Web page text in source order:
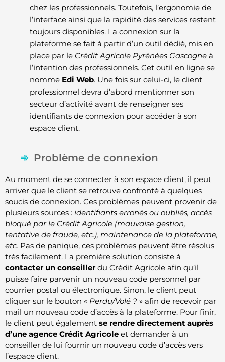
chez les professionnels. Toutefois, l’ergonomie de
l’interface ainsi que la rapidité des services restent
toujours disponibles. La connexion sur la
plateforme se fait à partir d’un outil dédié, mis en
place par le Crédit Agricole Pyrénées Gascogne à
l’intention des professionnels. Cet outil en ligne se
nomme Edi Web. Une fois sur celui-ci, le client
professionnel devra d’abord mentionner son
secteur d’activité avant de renseigner ses
identifiants de connexion pour accéder à son
espace client.
Problème de connexion
Au moment de se connecter à son espace client, il peut
arriver que le client se retrouve confronté à quelques
soucis de connexion. Ces problèmes peuvent provenir de
plusieurs sources : identifiants erronés ou oubliés, accès
bloqué par le Crédit Agricole (mauvaise gestion,
tentative de fraude, etc.), maintenance de la plateforme,
etc. Pas de panique, ces problèmes peuvent être résolus
très facilement. La première solution consiste à
contacter un conseiller du Crédit Agricole afin qu’il
puisse faire parvenir un nouveau code personnel par
courrier postal ou électronique. Sinon, le client peut
cliquer sur le bouton « Perdu/Volé ? » afin de recevoir par
mail un nouveau code d’accès à la plateforme. Pour finir,
le client peut également se rendre directement auprès
d’une agence Crédit Agricole et demander à un
conseiller de lui fournir un nouveau code d’accès vers
l’espace client.